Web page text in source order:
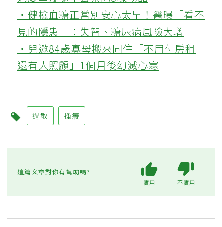
‧健檢血糖正常別安心太早！醫曝「看不
見的隱患」：失智、糖尿病風險大增
‧兒邀84歲寡母搬來同住「不用付房租
還有人照顧」1個月後幻滅心寒
過敏 搔癢
這篇文章對你有幫助嗎?
實用 不實用